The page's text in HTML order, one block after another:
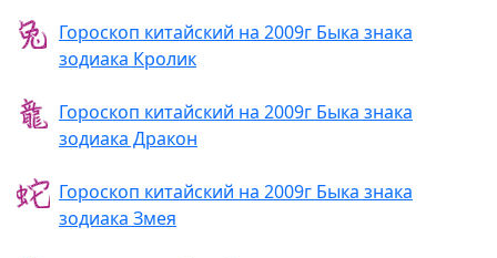
Гороскоп китайский на 2009г Быка знака
зодиака Кролик
Гороскоп китайский на 2009г Быка знака
зодиака Дракон
Гороскоп китайский на 2009г Быка знака
зодиака Змея